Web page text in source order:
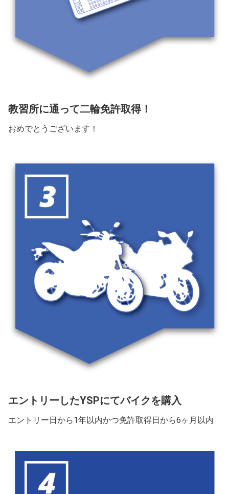
教習所に通って二輪免許取得！
おめでとうございます！
エントリーしたYSPにてバイクを購入
エントリー日から1年以内かつ免許取得日から6ヶ月以内